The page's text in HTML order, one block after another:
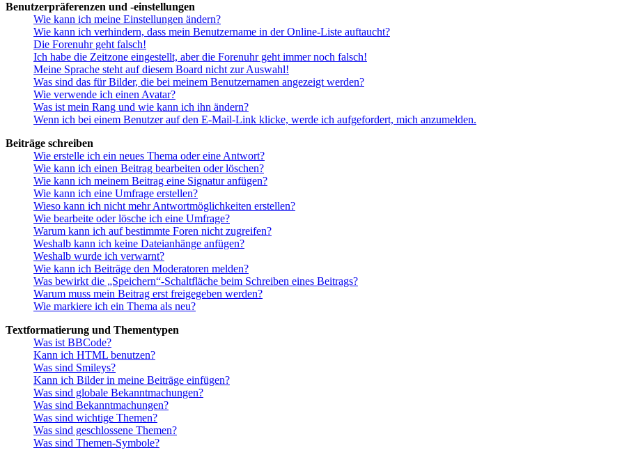
Benutzerpräferenzen und -einstellungen
Wie kann ich meine Einstellungen ändern?
Wie kann ich verhindern, dass mein Benutzername in der Online-Liste auftaucht?
Die Forenuhr geht falsch!
Ich habe die Zeitzone eingestellt, aber die Forenuhr geht immer noch falsch!
Meine Sprache steht auf diesem Board nicht zur Auswahl!
Was sind das für Bilder, die bei meinem Benutzernamen angezeigt werden?
Wie verwende ich einen Avatar?
Was ist mein Rang und wie kann ich ihn ändern?
Wenn ich bei einem Benutzer auf den E-Mail-Link klicke, werde ich aufgefordert, mich anzumelden.
Beiträge schreiben
Wie erstelle ich ein neues Thema oder eine Antwort?
Wie kann ich einen Beitrag bearbeiten oder löschen?
Wie kann ich meinem Beitrag eine Signatur anfügen?
Wie kann ich eine Umfrage erstellen?
Wieso kann ich nicht mehr Antwortmöglichkeiten erstellen?
Wie bearbeite oder lösche ich eine Umfrage?
Warum kann ich auf bestimmte Foren nicht zugreifen?
Weshalb kann ich keine Dateianhänge anfügen?
Weshalb wurde ich verwarnt?
Wie kann ich Beiträge den Moderatoren melden?
Was bewirkt die „Speichern“-Schaltfläche beim Schreiben eines Beitrags?
Warum muss mein Beitrag erst freigegeben werden?
Wie markiere ich ein Thema als neu?
Textformatierung und Thementypen
Was ist BBCode?
Kann ich HTML benutzen?
Was sind Smileys?
Kann ich Bilder in meine Beiträge einfügen?
Was sind globale Bekanntmachungen?
Was sind Bekanntmachungen?
Was sind wichtige Themen?
Was sind geschlossene Themen?
Was sind Themen-Symbole?